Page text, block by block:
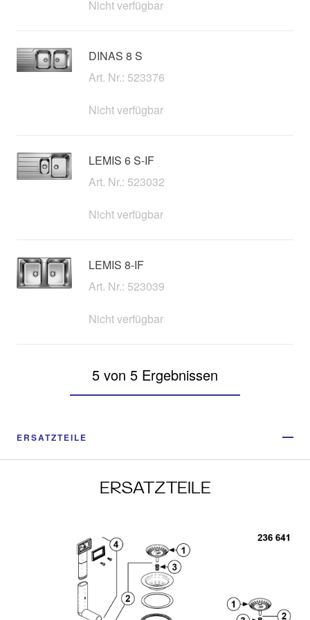
Nicht verfügbar
DINAS 8 S
Art. Nr.: 523376
Nicht verfügbar
LEMIS 6 S-IF
Art. Nr.: 523032
Nicht verfügbar
LEMIS 8-IF
Art. Nr.: 523039
Nicht verfügbar
5 von 5 Ergebnissen
ERSATZTEILE
ERSATZTEILE